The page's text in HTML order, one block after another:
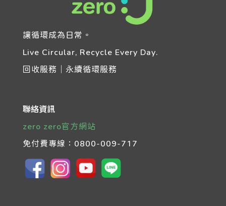
讓循環成為日常。
Live Circular, Recycle Every Day.
回收服務｜永續循環服務
聯絡資訊
zero zero官方網站
免付費專線： 0800-009-717